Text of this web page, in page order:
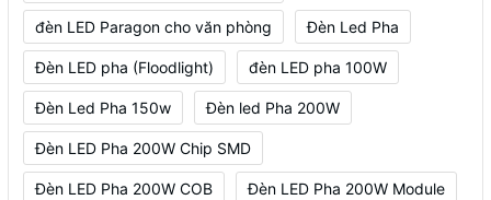
đèn LED Paragon cho văn phòng Đèn Led Pha
Đèn LED pha (Floodlight) đèn LED pha 100W
Đèn Led Pha 150w Đèn led Pha 200W
Đèn LED Pha 200W Chip SMD
Đèn LED Pha 200W COB Đèn LED Pha 200W Module